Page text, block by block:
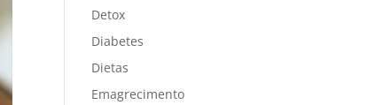
Detox
Diabetes
Dietas
Emagrecimento